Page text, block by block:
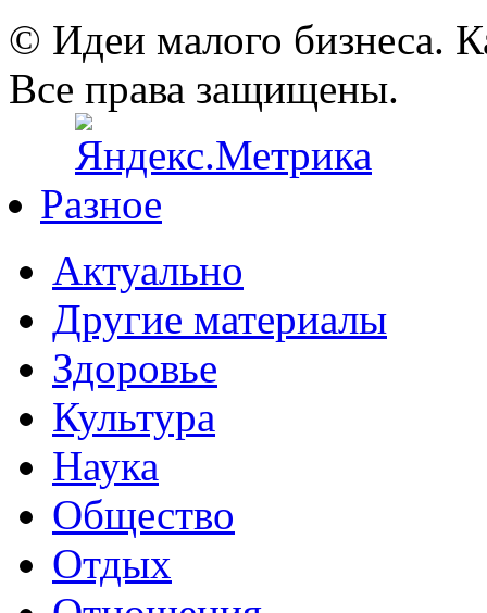
© Идеи малого бизнеса.
Все права защищены.
Разное
Актуально
Другие материалы
Здоровье
Культура
Наука
Общество
Отдых